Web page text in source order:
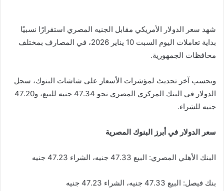
شهد سعر الدولار الأمريكي مقابل الجنيه المصري استقرارًا نسبيًا
بداية تعاملات اليوم السبت 10 يناير 2026، في المصارف بمختلف
محافظات الجمهورية.
وبحسب آخر تحديث لمؤشرات الأسعار على شاشات البنوك، سجل
الدولار في البنك المركزي المصري نحو 47.34 جنيه للبيع، و47.20
جنيه للشراء.
سعر الدولار في أبرز البنوك المصرية
البنك الأهلي المصري: البيع 47.33 جنيه، الشراء 47.23 جنيه
بنك فيصل: البيع 47.33 جنيه، الشراء 47.23 جنيه